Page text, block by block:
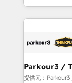
ecosystem as
remarkable
Program,
Design With over 15 years of experience, we help
companies
data hygiene,
a global
boutique firm.
Parkour3 /
提供元：